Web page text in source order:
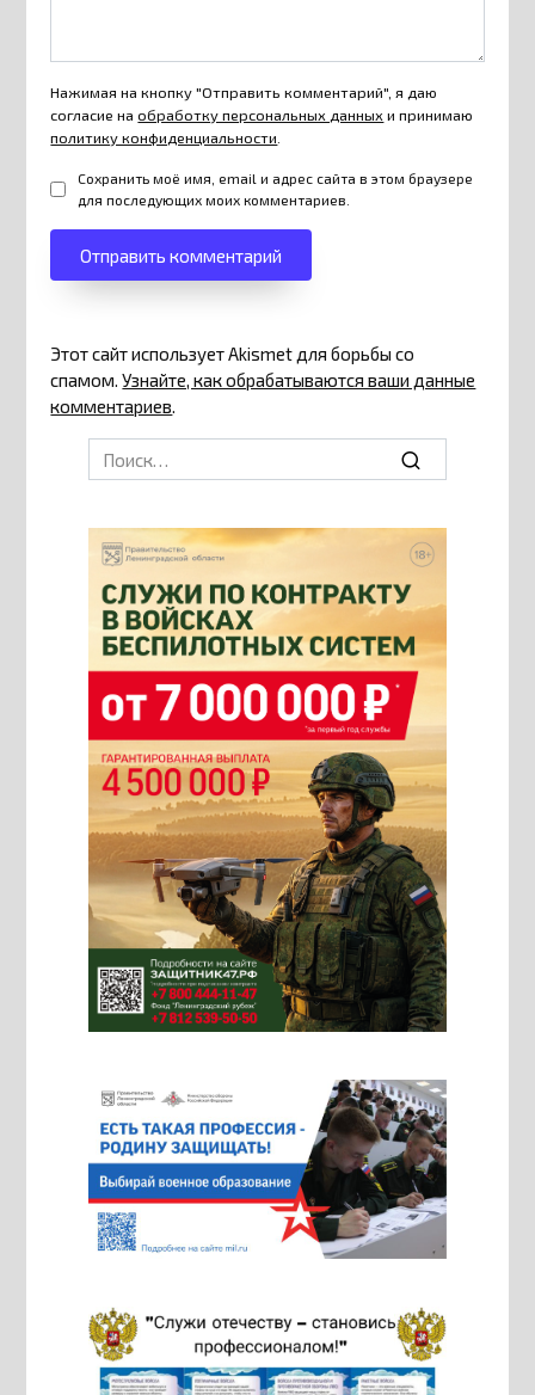
Нажимая на кнопку "Отправить комментарий", я даю
согласие наобработку персональных данных и принимаю
политику конфиденциальности
Сохранить моё имя, email и адрес сайта в этом браузере
для последующих моих комментариев.
Этот сайт использует Akismet для борьбы со
спамом.Узнайте, как обрабатываются ваши данные
комментариев.
Search
for: